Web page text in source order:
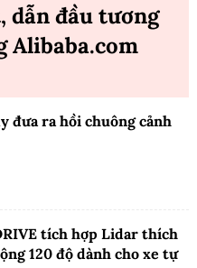
dẫn đầu tương
Alibaba.com
đưa ra hồi chuông cảnh
tích hợp Lidar thích
120 độ dành cho xe tự